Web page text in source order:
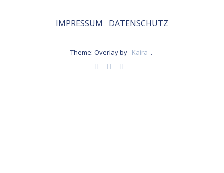
IMPRESSUM DATENSCHUTZ
Theme: Overlay by Kaira .